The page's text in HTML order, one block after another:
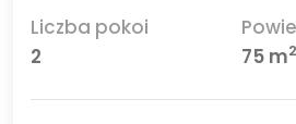
Liczba pokoi
2
75 m2